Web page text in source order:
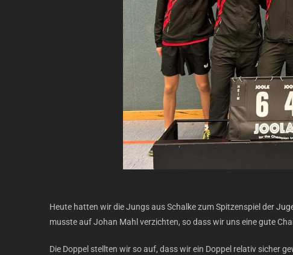
Heute hatten wir die Jungs aus Schalke zum Spitzenspiel der
musste auf Johan Mahl verzichten, so dass wir uns eine gute
Die Doppel stellten wir so auf, dass wir ein Doppel relativ sicher